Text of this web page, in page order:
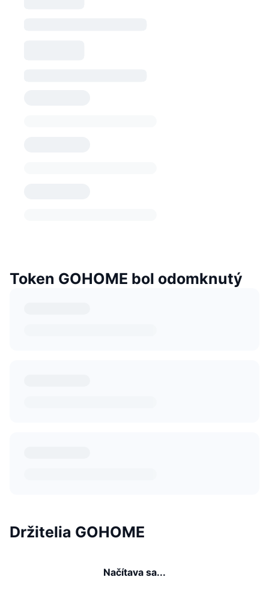
Token GOHOME bol odomknutý
Držitelia GOHOME
Načítava sa...